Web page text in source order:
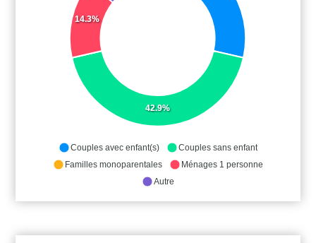
42.9%
14.3%
Couples avec enfant(s)
Couples sans enfant
Familles monoparentales
Ménages 1 personne
Autre